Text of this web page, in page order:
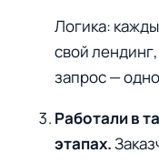
Логика:
свой
запрос —
Работали в
этапах.